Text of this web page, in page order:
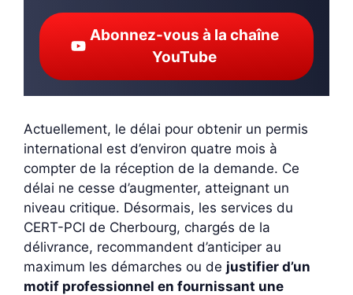
Abonnez-vous à la chaîne
YouTube
Actuellement, le délai pour obtenir un permis
international est d’environ quatre mois à
compter de la réception de la demande. Ce
délai ne cesse d’augmenter, atteignant un
niveau critique. Désormais, les services du
CERT-PCI de Cherbourg, chargés de la
délivrance, recommandent d’anticiper au
maximum les démarches ou de justifier d’un
motif professionnel en fournissant une